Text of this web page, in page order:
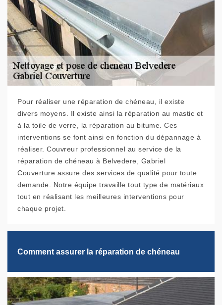
Pour réaliser une réparation de chéneau, il existe
divers moyens. Il existe ainsi la réparation au mastic et
à la toile de verre, la réparation au bitume. Ces
interventions se font ainsi en fonction du dépannage à
réaliser. Couvreur professionnel au service de la
réparation de chéneau à Belvedere, Gabriel
Couverture assure des services de qualité pour toute
demande. Notre équipe travaille tout type de matériaux
tout en réalisant les meilleures interventions pour
chaque projet.
Comment assurer la réparation de chéneau